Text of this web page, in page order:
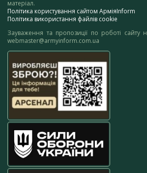
матеріал.
Політика користування сайтом АрміяInform
Політика використання файлів cookie
Зауваження та пропозиції по роботі сайту
webmaster@armyinform.com.ua